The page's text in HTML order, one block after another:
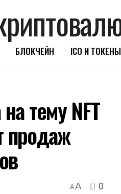
БЛОКЧЕЙН ICO И ТОКЕНЫ
тему NFT
продаж
AA 0